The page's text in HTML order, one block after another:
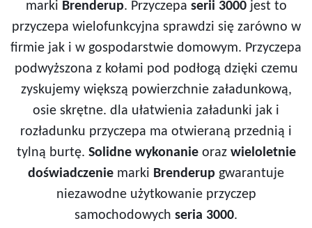
marki Brenderup. Przyczepa serii 3000jest to
przyczepa wielofunkcyjna sprawdzi się zarówno w
firmie jak i w gospodarstwie domowym. Przyczepa
podwyższona z kołami pod podłogą dzięki czemu
zyskujemy większą powierzchnie załadunkową,
osie skrętne. dla ułatwienia załadunki jak i
rozładunku przyczepa ma otwieraną przednią i
tylną burtę. Solidne wykonanieoraz wieloletnie
doświadczenie marki Brenderup gwarantuje
niezawodne użytkowanie przyczep
samochodowych seria 3000.